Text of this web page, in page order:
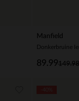
Manfield
149.98
89.99